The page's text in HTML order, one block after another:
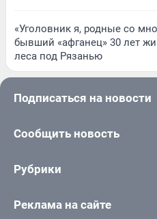
«Уголовник я, родные со
бывший «афганец» 30 лет
леса под Рязанью
Подписаться на новости
Сообщить новость
Рубрики
Реклама на сайте